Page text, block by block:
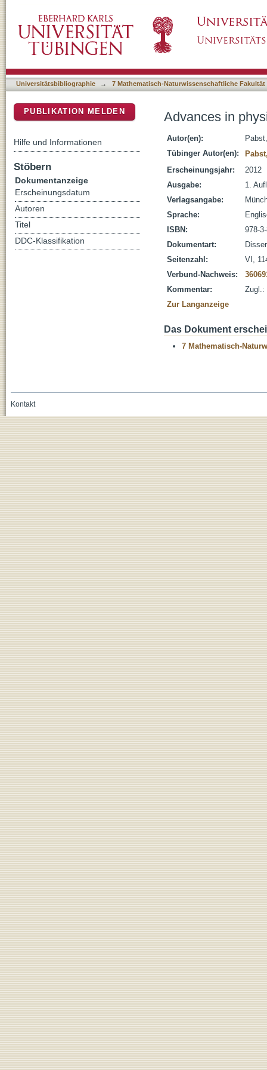
Universitätsbibliographie → 7 Mathematisch-Naturwissenschaftliche Fakultät
Advances in
Autor(en):
Tübinger Autor(en):
Erscheinungsjahr:
2012
Ausgabe:
1.
Verlagsangabe:
Sprache:
ISBN:
978-
Dokumentart:
Seitenzahl:
VI,
Verbund-Nachweis:
Kommentar:
Zugl.:
Zur Langanzeige
Das Dokument
7 Mathematisch-
PUBLIKATION MELDEN
Hilfe und Informationen
Stöbern
Dokumentanzeige
Erscheinungsdatum
Autoren
Titel
DDC-Klassifikation
Kontakt